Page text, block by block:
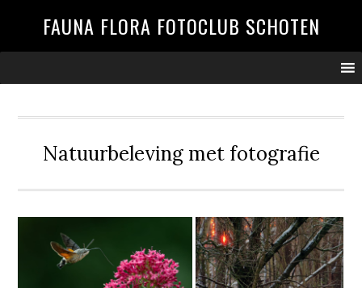
FAUNA FLORA FOTOCLUB SCHOTEN
Natuurbeleving met fotografie